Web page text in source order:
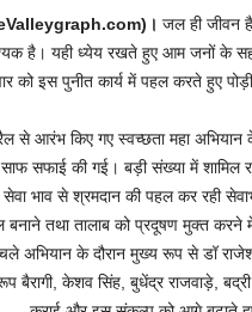
जल ही जीवन
है। यही ध्येय रखते हुए आम जनों के
को इस पुनीत कार्य में पहल करते हुए
से आरंभ किए गए स्वच्छता महा
साफ सफाई की गई। बड़ी संख्या में शामिल
भाव से श्रमदान की पहल कर रही
तथा तालाब को प्रदूषण मुक्त करने
अभियान के दौरान मुख्य रूप से डॉ
बैरागी, केशव सिंह, बुधेंद्र राजवाड़े,